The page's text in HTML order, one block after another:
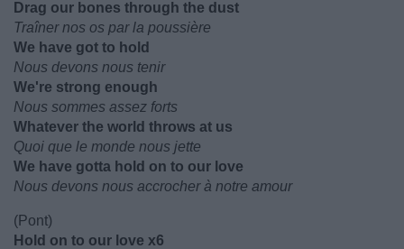
Drag our bones through the dust
Traîner nos os par la poussière
We have got to hold
Nous devons nous tenir
We're strong enough
Nous sommes assez forts
Whatever the world throws at us
Quoi que le monde nous jette
We have gotta hold on to our love
Nous devons nous accrocher à notre amour
(Pont)
Hold on to our love x6